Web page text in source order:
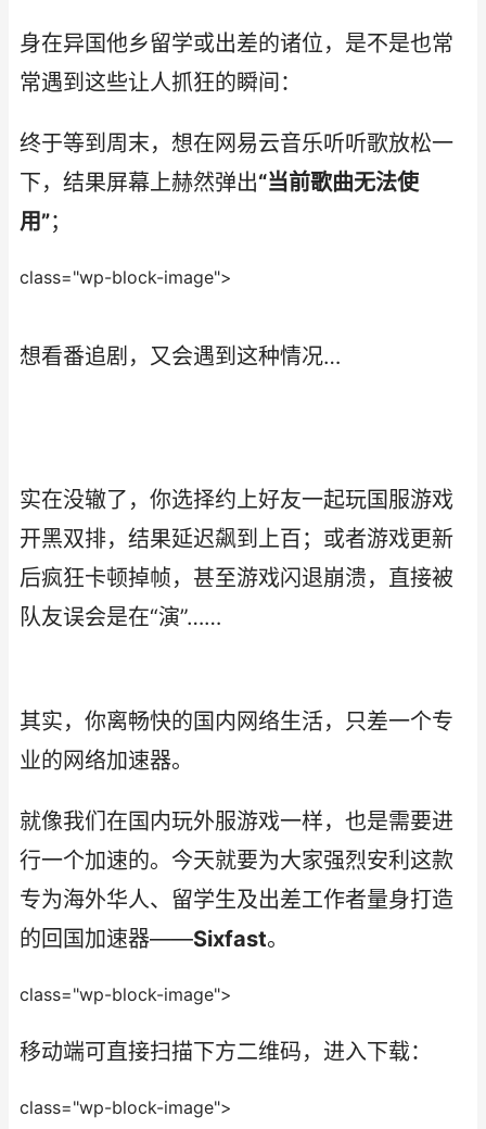
身在异国他乡留学或出差的诸位，是不是也常
常遇到这些让人抓狂的瞬间：
终于等到周末，想在网易云音乐听听歌放松一
下，结果屏幕上赫然弹出“当前歌曲无法使
用”；
class="wp-block-image">
想看番追剧，又会遇到这种情况…
实在没辙了，你选择约上好友一起玩国服游戏
开黑双排，结果延迟飙到上百；或者游戏更新
后疯狂卡顿掉帧，甚至游戏闪退崩溃，直接被
队友误会是在“演”……
其实，你离畅快的国内网络生活，只差一个专
业的网络加速器。
就像我们在国内玩外服游戏一样，也是需要进
行一个加速的。今天就要为大家强烈安利这款
专为海外华人、留学生及出差工作者量身打造
的回国加速器——Sixfast。
class="wp-block-image">
移动端可直接扫描下方二维码，进入下载：
class="wp-block-image">